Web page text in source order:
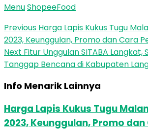
MenuShopeeFood
Previous Harga Lapis Kukus Tugu
2023, Keunggulan, Promo dan Cara
Next Fitur Unggulan SITABA Langkat,
Tanggap Bencana di Kabupaten
Info Menarik Lainnya
Harga Lapis Kukus Tugu
2023, Keunggulan, Promo